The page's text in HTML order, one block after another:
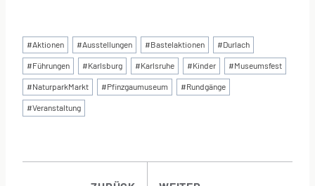
Schlagworte:
#Aktionen #Ausstellungen #Bastelaktionen #Durlach
#Führungen #Karlsburg #Karlsruhe #Kinder #Museumsfest
#NaturparkMarkt #Pfinzgaumuseum #Rundgänge
#Veranstaltung